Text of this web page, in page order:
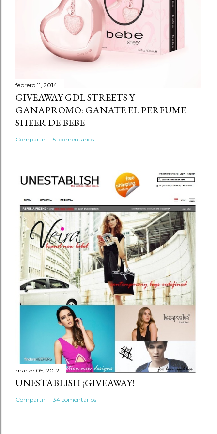
r
i
o
febrero 11, 2014
GIVEAWAY GDL STREETS Y
GANAPROMO: GANATE EL PERFUME
SHEER DE BEBE
Compartir 51 comentarios
marzo 05, 2012
UNESTABLISH ¡GIVEAWAY!
Compartir 34 comentarios